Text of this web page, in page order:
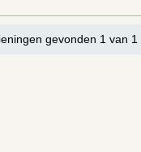
gevonden 1 van 1